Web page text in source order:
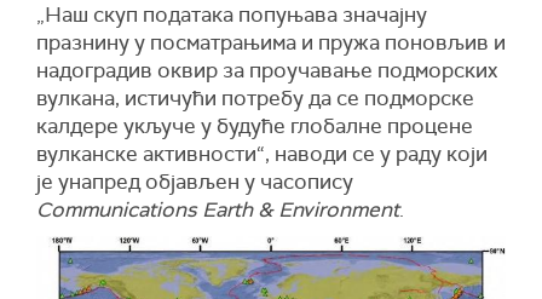
„Наш скуп података попуњава значајну
празнину у посматрањима и пружа поновљив и
надоградив оквир за проучавање подморских
вулкана, истичући потребу да се подморске
калдере укључе у будуће глобалне процене
вулканске активности“, наводи се у раду који
је унапред објављен у часопису
Communications Earth & Environment.